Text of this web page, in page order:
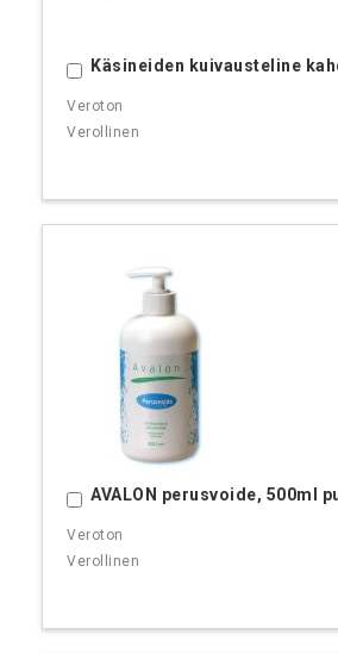
Käsineiden kuivausteline
Ostoskoriin
AVALON perusvoide, 500ml
Ostoskoriin